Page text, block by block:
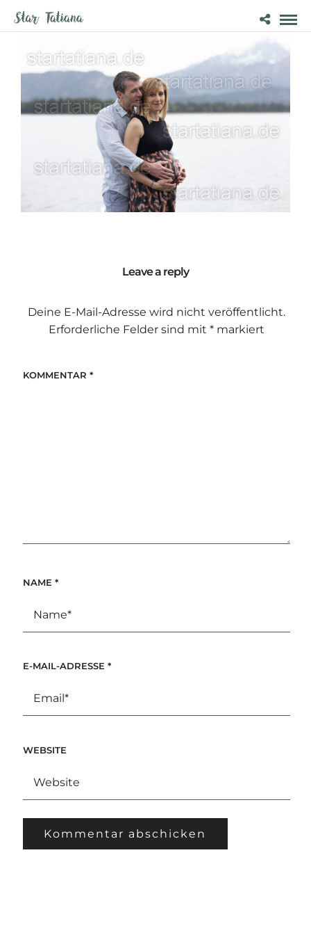
Leave a reply
Deine E-Mail-Adresse wird nicht veröffentlicht.
Erforderliche Felder sind mit *markiert
KOMMENTAR *
NAME *
E-MAIL-ADRESSE *
WEBSITE